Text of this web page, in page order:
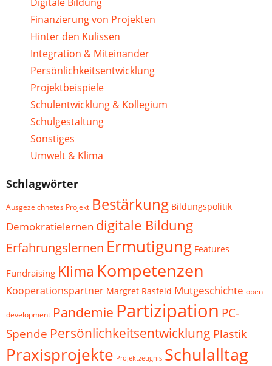
Finanzierung von Projekten
Hinter den Kulissen
Integration & Miteinander
Persönlichkeitsentwicklung
Projektbeispiele
Schulentwicklung & Kollegium
Schulgestaltung
Sonstiges
Umwelt & Klima
Schlagwörter
Ausgezeichnetes Projekt Bestärkung Bildungspolitik
Demokratielernen digitale Bildung
Erfahrungslernen Ermutigung Features
Fundraising Klima Kompetenzen
Kooperationspartner Margret Rasfeld Mutgeschichte open
development Pandemie Partizipation PC-
Spende Persönlichkeitsentwicklung Plastik
Praxisprojekte Projektzeugnis Schulalltag